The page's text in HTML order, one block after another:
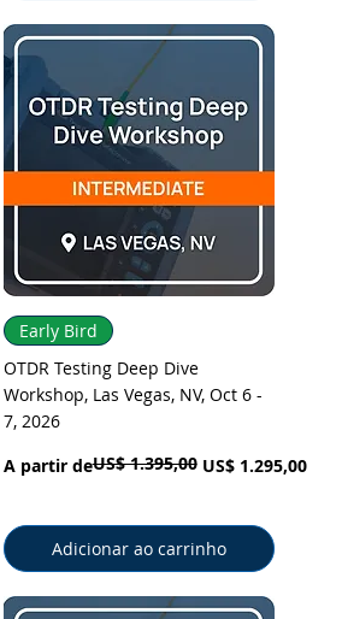
Visualização rápida
Early Bird
OTDR Testing Deep Dive
Workshop, Las Vegas, NV, Oct 6 -
7, 2026
A partir de
Preço normalUS$ 1.395,00 US$ 1.295,00
Preço promocional
Adicionar ao carrinho